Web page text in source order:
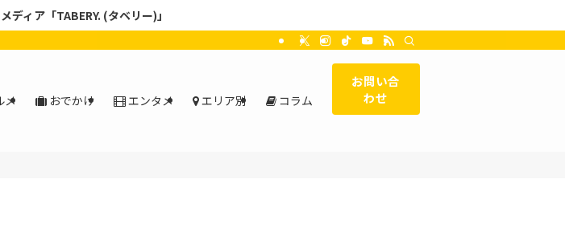
ディア「TABERY. (タベリー)」
メ おでかけ エンタメ エリア別 コラム
お問い合
わせ